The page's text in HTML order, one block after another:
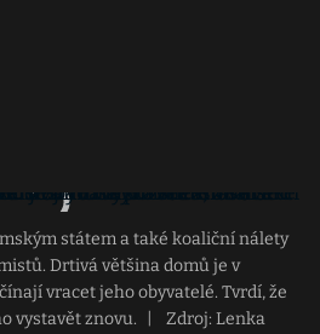
státem a také koaliční nálety
Drtivá většina domů je v
vracet jeho obyvatelé. Tvrdí, že
vystavět znovu.
Zdroj: Lenka